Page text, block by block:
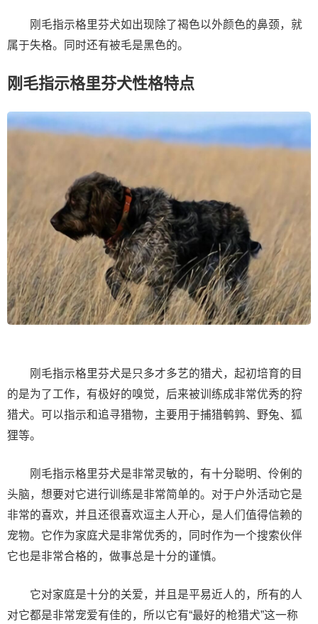
刚毛指示格里芬犬如出现除了褐色以外颜色的鼻颈，就
属于失格。同时还有被毛是黑色的。
刚毛指示格里芬犬性格特点
刚毛指示格里芬犬是只多才多艺的猎犬，起初培育的目
的是为了工作，有极好的嗅觉，后来被训练成非常优秀的狩
猎犬。可以指示和追寻猎物，主要用于捕猎鹌鹑、野兔、狐
狸等。
刚毛指示格里芬犬是非常灵敏的，有十分聪明、伶俐的
头脑，想要对它进行训练是非常简单的。对于户外活动它是
非常的喜欢，并且还很喜欢逗主人开心，是人们值得信赖的
宠物。它作为家庭犬是非常优秀的，同时作为一个搜索伙伴
它也是非常合格的，做事总是十分的谨慎。
它对家庭是十分的关爱，并且是平易近人的，所有的人
对它都是非常宠爱有佳的，所以它有“最好的枪猎犬”这一称